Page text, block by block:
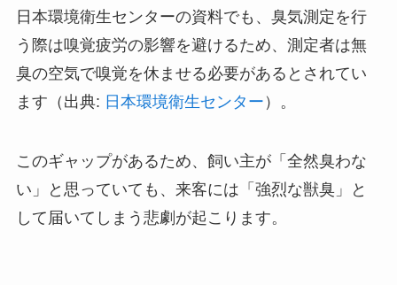
日本環境衛生センターの資料でも、臭気測定を行
う際は嗅覚疲労の影響を避けるため、測定者は無
臭の空気で嗅覚を休ませる必要があるとされてい
ます（出典: 日本環境衛生センター ）。
このギャップがあるため、飼い主が「全然臭わな
い」と思っていても、来客には「強烈な獣臭」と
して届いてしまう悲劇が起こります。